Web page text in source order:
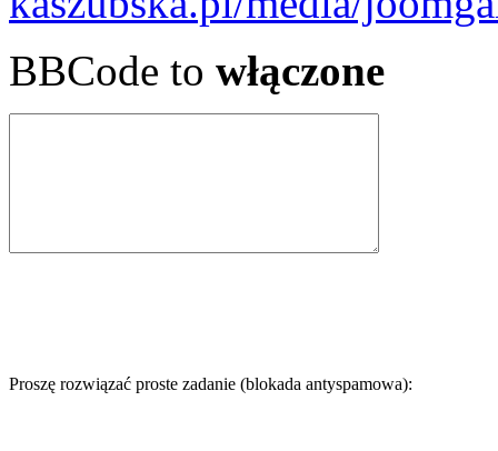
BBCode to włączone
Proszę rozwiązać proste zadanie (blokada antyspamowa):